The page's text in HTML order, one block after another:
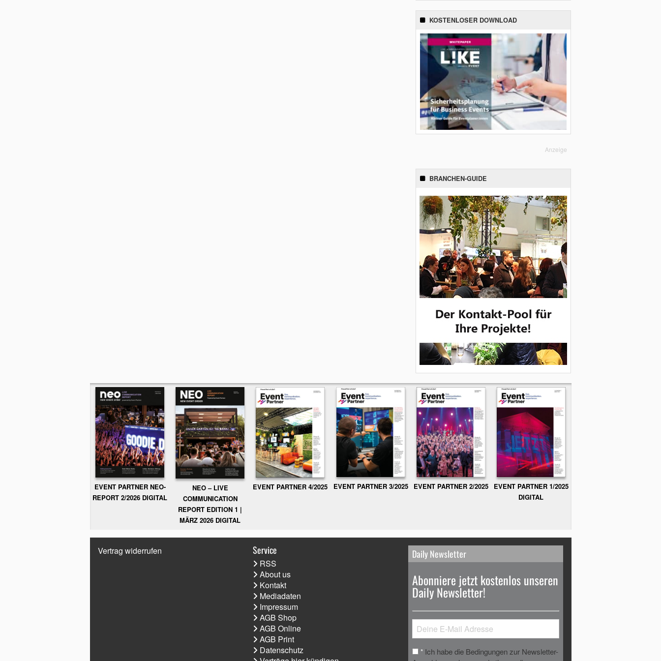
KOSTENLOSER DOWNLOAD
Anzeige
BRANCHEN-GUIDE
EVENT PARTNER NEO-
REPORT 2/2026 DIGITAL
NEO – LIVE
COMMUNICATION
REPORT EDITION 1 |
MÄRZ 2026 DIGITAL
EVENT PARTNER 4/2025 EVENT PARTNER 3/2025 EVENT PARTNER 2/2025
EVENT PARTNER 1/2025
DIGITAL
Vertrag widerrufen Service
RSS
About us
Kontakt
Mediadaten
Impressum
AGB Shop
AGB Online
AGB Print
Datenschutz
Daily Newsletter
Abonniere jetzt kostenlos unseren
Daily Newsletter!
* Ich habe die Bedingungen zur Newsletter-